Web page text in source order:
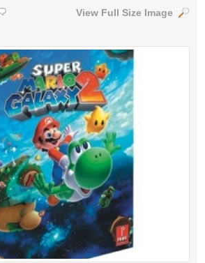
View Full Size Image